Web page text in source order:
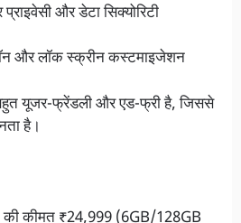
और डेटा सिक्योरिटी
और लॉक स्क्रीन कस्टमाइजेशन
यूजर-फ्रेंडली और एड-फ्री है, जिससे
है।
कीमत ₹24,999 (6GB/128GB